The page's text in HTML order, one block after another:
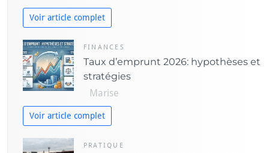
Voir article complet
FINANCES
Taux d’emprunt 2026: hypothèses et
stratégies
Marise
Voir article complet
PRATIQUE